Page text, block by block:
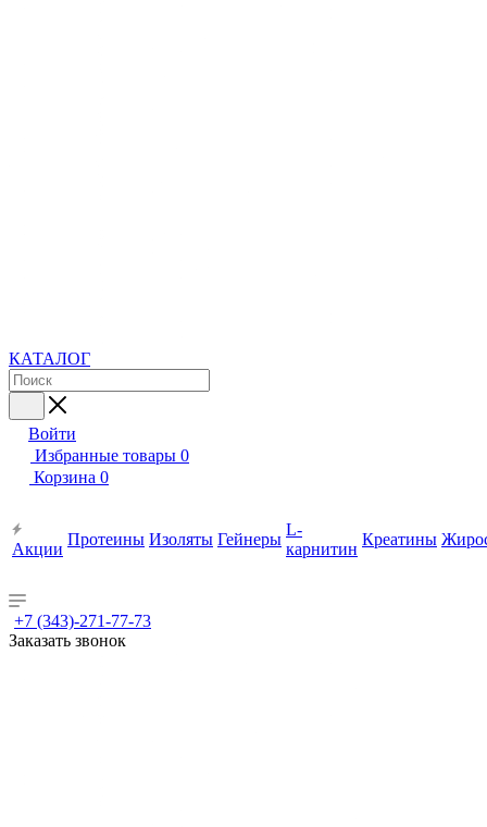
КАТАЛОГ
Войти
Избранные товары 0
Корзина 0
Акции
Протеины Изоляты Гейнеры
L-
карнитин
Креатины
+7 (343)-271-77-73
Заказать звонок